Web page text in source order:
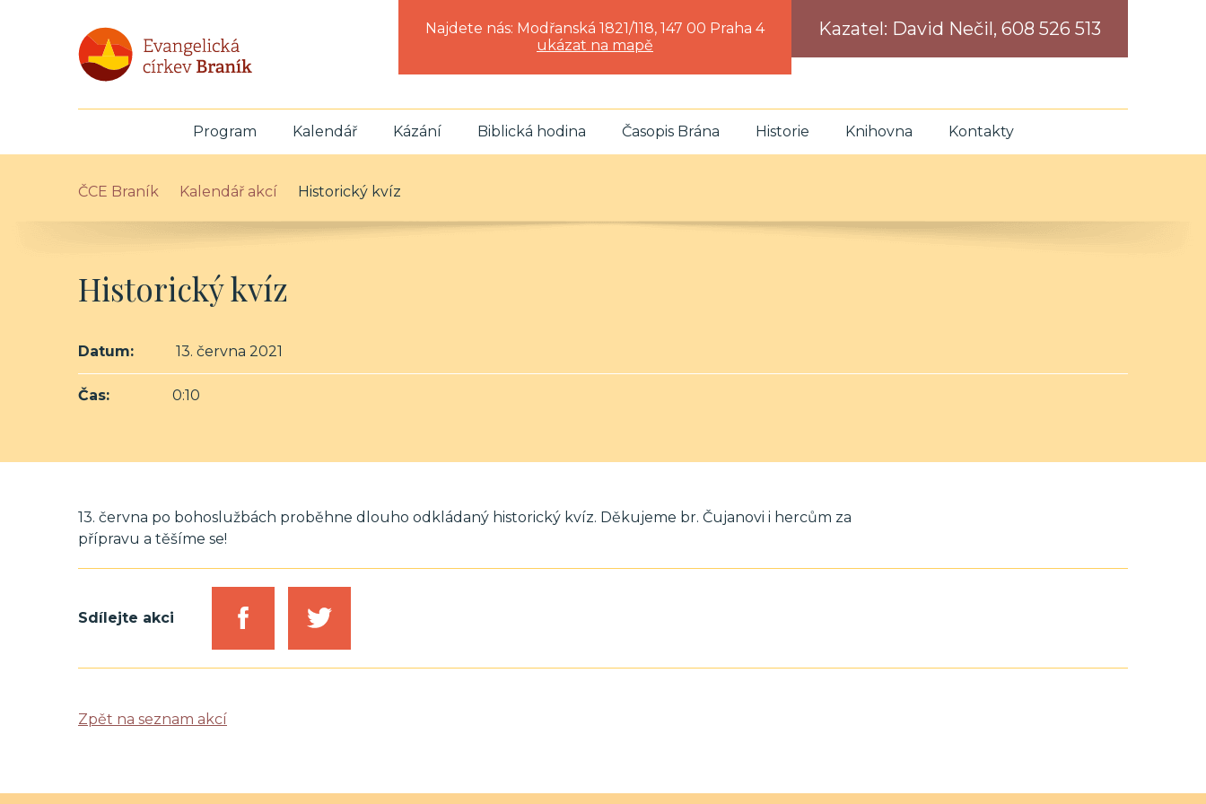
Najdete nás: Modřanská 1821/118, 147 00 Praha 4
ukázat na mapě
Kazatel: David Nečil, 608 526 513
Program Kalendář Kázání Biblická hodina Časopis Brána Historie Knihovna Kontakty
ČCE Braník Kalendář akcí Historický kvíz
Historický kvíz
Datum: 13. června 2021
Čas: 0:10
13. června po bohoslužbách proběhne dlouho odkládaný historický kvíz. Děkujeme br. Čujanovi i hercům za
přípravu a těšíme se!
Sdílejte akci
Zpět na seznam akcí